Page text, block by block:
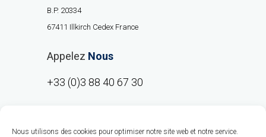
Nous utilisons des cookies pour optimiser notre site web et notre service.
B.P. 20334
67411 Illkirch Cedex France
Appelez Nous
+33 (0)3 88 40 67 30